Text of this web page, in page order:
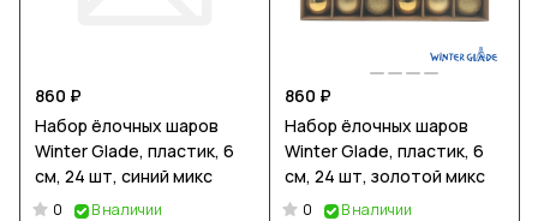
860 ₽
Набор ёлочных шаров
Winter Glade, пластик, 6
см, 24 шт, синий микс
0 В наличии
860 ₽
Набор ёлочных шаров
Winter Glade, пластик, 6
см, 24 шт, золотой микс
0
В наличии